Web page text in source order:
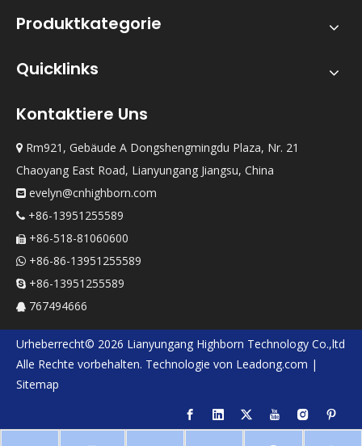
Produktkategorie
Quicklinks
Kontaktiere Uns
 Rm921, Gebäude A Dongshengmingdu Plaza, Nr. 21
Chaoyang East Road, Lianyungang Jiangsu, China
 evelyn@cnhighborn.com
 +86-13951255589
 +86-518-81060600
 +86-86-13951255589
 +86-13951255589
 767494666
Urheberrecht© 2026 Lianyungang Highborn Technology Co.,ltd
Alle Rechte vorbehalten. Technologie von Leadong.com |
Sitemap